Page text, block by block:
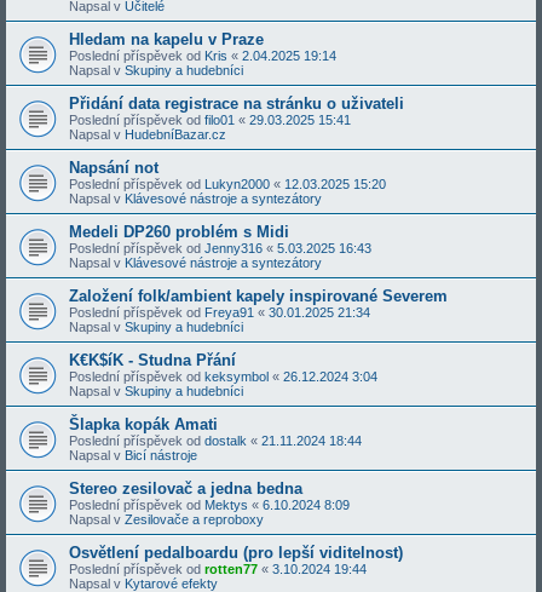
Napsal v Učitelé
Hledam na kapelu v Praze
Poslední příspěvek od Kris « 2.04.2025 19:14
Napsal v Skupiny a hudebníci
Přidání data registrace na stránku o uživateli
Poslední příspěvek od filo01 « 29.03.2025 15:41
Napsal v HudebníBazar.cz
Napsání not
Poslední příspěvek od Lukyn2000 « 12.03.2025 15:20
Napsal v Klávesové nástroje a syntezátory
Medeli DP260 problém s Midi
Poslední příspěvek od Jenny316 « 5.03.2025 16:43
Napsal v Klávesové nástroje a syntezátory
Založení folk/ambient kapely inspirované Severem
Poslední příspěvek od Freya91 « 30.01.2025 21:34
Napsal v Skupiny a hudebníci
K€K$íK - Studna Přání
Poslední příspěvek od keksymbol « 26.12.2024 3:04
Napsal v Skupiny a hudebníci
Šlapka kopák Amati
Poslední příspěvek od dostalk « 21.11.2024 18:44
Napsal v Bicí nástroje
Stereo zesilovač a jedna bedna
Poslední příspěvek od Mektys « 6.10.2024 8:09
Napsal v Zesilovače a reproboxy
Osvětlení pedalboardu (pro lepší viditelnost)
Poslední příspěvek od rotten77 « 3.10.2024 19:44
Napsal v Kytarové efekty